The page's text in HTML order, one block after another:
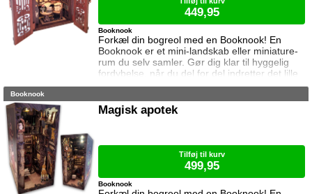
Forkæl din bogreol med en Booknook! En
Booknook er et mini-landskab eller miniature-
rum du selv samler. Gør dig klar til hyggelig
fordybelse, når du del for del indretter det lille
rum med de fineste detaljer. Med lukkede
og med det indbyggede lys, pynter den også i
mørke. I denne booknook besøger vi
Booknook
449,95
Booknook
Magisk apotek
Booknook
Tilføj til kurv
499,95